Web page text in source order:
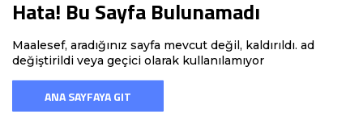
Hata! Bu Sayfa Bulunamadı
Maalesef, aradığınız sayfa mevcut değil, kaldırıldı. ad
değiştirildi veya geçici olarak kullanılamıyor
ANA SAYFAYA GIT